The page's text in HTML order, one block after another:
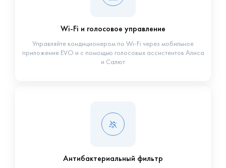
Wi-Fi и голосовое управление
Управляйте кондиционером по Wi-Fi через мобильное
приложение EVO и с помощью голосовых ассистентов Алиса
и Салют
Антибактериальный фильтр